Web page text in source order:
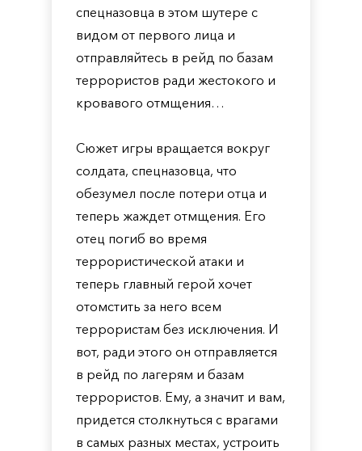
спецназовца в этом шутере с
видом от первого лица и
отправляйтесь в рейд по базам
террористов ради жестокого и
кровавого отмщения…
Сюжет игры вращается вокруг
солдата, спецназовца, что
обезумел после потери отца и
теперь жаждет отмщения. Его
отец погиб во время
террористической атаки и
теперь главный герой хочет
отомстить за него всем
террористам без исключения. И
вот, ради этого он отправляется
в рейд по лагерям и базам
террористов. Ему, а значит и вам,
придется столкнуться с врагами
в самых разных местах, устроить